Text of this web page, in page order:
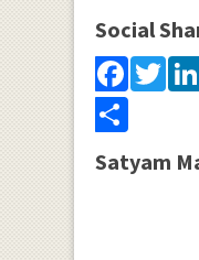
Social
Share
Satyam